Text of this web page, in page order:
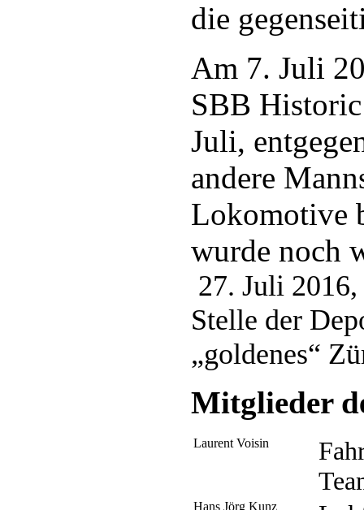
die
Am 7. Juli
SBB
Juli,
andere
Lokomotive
wurde noch
27. Juli
Stelle der
„goldenes“
Mitglieder
Laurent Voisin
Hans Jörg Kunz